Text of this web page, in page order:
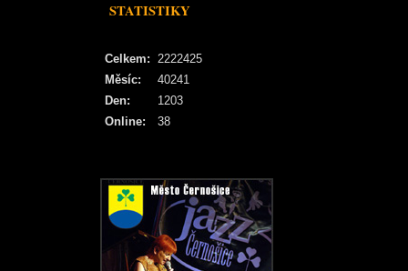
STATISTIKY
Online: 38
Celkem: 2222425
Měsíc:
40241
Den:
1203